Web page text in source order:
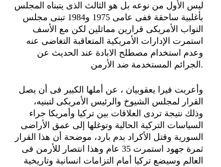
ليس الأول من نوعه بل هو الثالث الذى يتبناه المجلس
بأغلبية ساحقة ففى عامى 1975 و1984 تبنى مجلس
النواب الأمريكى قرارين مماثلين لكن مع الأسف
استمرت الإدارات الأمريكية المتعاقبة التغاضى عنه
وعدم استخدام مصطلح الابادة عند الحديث عن
الجرائم المستخدمة ضد الأرمن.
وأعربت فيرا يعقوبيان ، عن أملها الكبير فى أن يصل
القرار لمجلس الشيوخ والرئيس الأمريكى لتبنيه،
وذلك نتيجة تردى العلاقات بين تركيا وأمريكا جراء
السياسات التركية الحالية وتوغلها إلى عمق الأراضى
السورية وقتل الأكراد بدم بارد، موضحة أن هذا القرار
ثمرة جهود استمرت 35 عام وهذا انتصار للأرمن فى
العالم وسيضع تركيا أمام التزامات انسانية وتاريخية